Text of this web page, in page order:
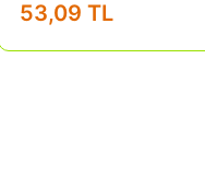
53,09 TL